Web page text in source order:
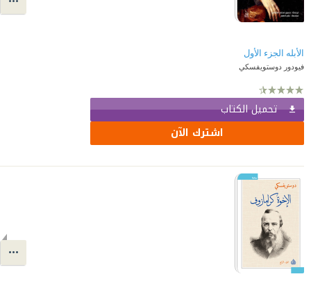
الأبله الجزء الأول
فيودور دوستويفسكي
تحميل الكتاب
اشترك الآن